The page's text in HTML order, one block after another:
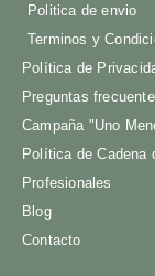
Politica de envio
Terminos y
Política de
Preguntas
Campaña "Uno
Política de Cadena
Profesionales
Blog
Contacto